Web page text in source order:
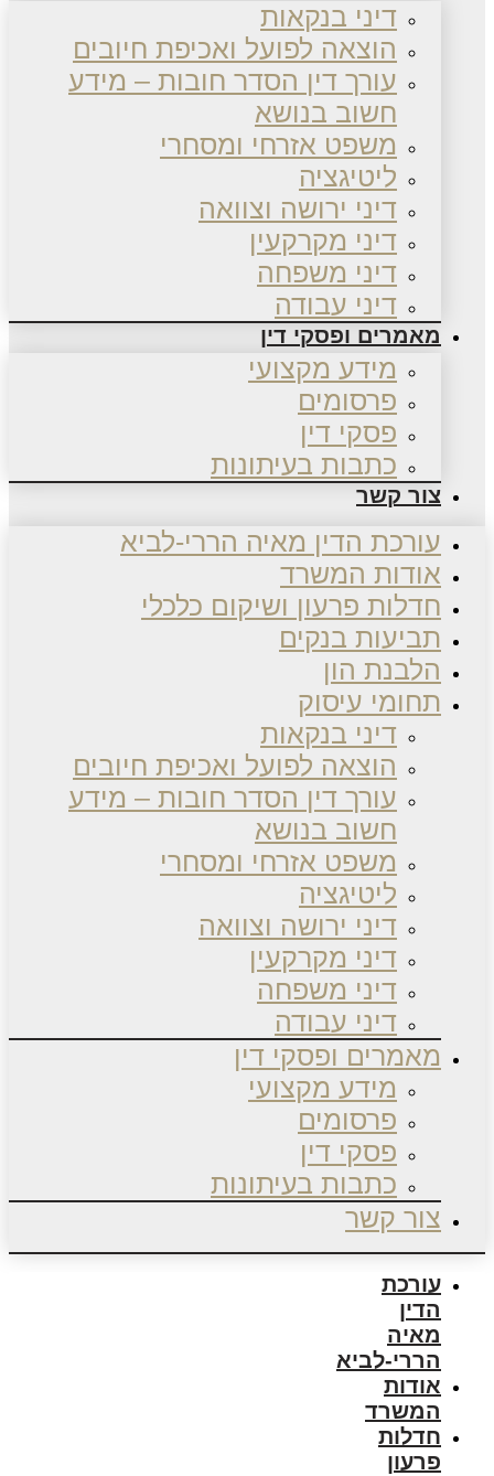
דיני בנקאות
הוצאה לפועל ואכיפת חיובים
עורך דין הסדר חובות – מידע
חשוב בנושא
משפט אזרחי ומסחרי
ליטיגציה
דיני ירושה וצוואה
דיני מקרקעין
דיני משפחה
דיני עבודה
מאמרים ופסקי דין
מידע מקצועי
פרסומים
פסקי דין
כתבות בעיתונות
צור קשר
עורכת הדין מאיה הררי-לביא
אודות המשרד
חדלות פרעון ושיקום כלכלי
תביעות בנקים
הלבנת הון
תחומי עיסוק
דיני בנקאות
הוצאה לפועל ואכיפת חיובים
עורך דין הסדר חובות – מידע
חשוב בנושא
משפט אזרחי ומסחרי
ליטיגציה
דיני ירושה וצוואה
דיני מקרקעין
דיני משפחה
דיני עבודה
מאמרים ופסקי דין
מידע מקצועי
פרסומים
פסקי דין
כתבות בעיתונות
צור קשר
עורכת
הדין
מאיה
הררי-לביא
אודות
המשרד
חדלות
פרעון